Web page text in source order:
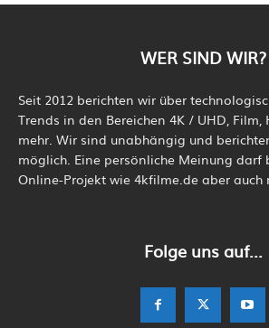
WER SIND WIR?
Seit 2012 berichten wir über
Trends in den Bereichen 4K / UHD, Film,
mehr. Wir sind unabhängig und
möglich. Eine persönliche Meinung darf
Online-Projekt wie 4kfilme.de aber auch
Folge uns auf...